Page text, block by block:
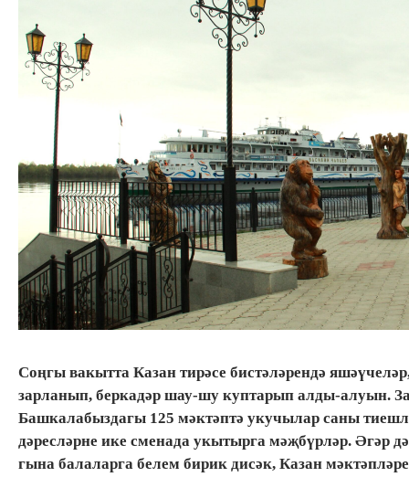
Соңгы вакытта Казан тирәсе бистәләрендә
зарланып, беркадәр шау-шу куптарып алды-алуын.
Башкалабыздагы 125 мәктәптә укучылар саны
дәресләрне ике сменада укытырга мәҗбүрләр. Әгәр
гына балаларга белем бирик дисәк, Казан